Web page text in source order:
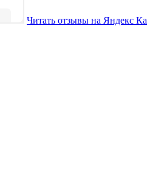
Читать отзывы на Яндекс